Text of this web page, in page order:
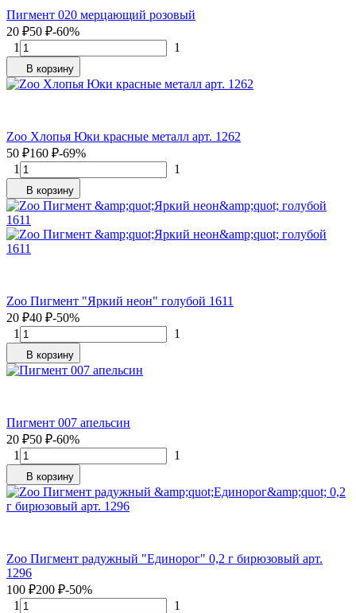
Пигмент 020 мерцающий розовый
20 ₽50 ₽-60%
1
1
В корзину
Zoo Хлопья Юки красные металл арт. 1262
50 ₽160 ₽-69%
1
1
В корзину
Zoo Пигмент "Яркий неон" голубой 1611
20 ₽40 ₽-50%
1
1
В корзину
Пигмент 007 апельсин
20 ₽50 ₽-60%
1
1
В корзину
Zoo Пигмент радужный "Единорог" 0,2 г бирюзовый арт.
1296
100 ₽200 ₽-50%
1
1